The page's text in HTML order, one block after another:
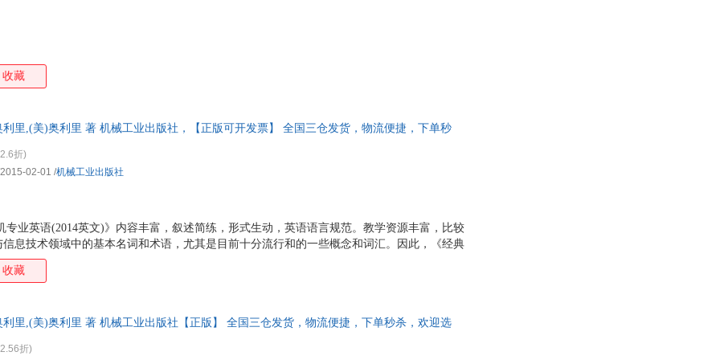
收藏
里,(美)奥利里 著 机械工业出版社，【正版可开发票】 全国三仓发货，物流便捷，下单秒
专业英语(2014英文)》内容丰富，叙述简练，形式生动，英语语言规范。教学资源丰富，比较
息技术领域中的基本名词和术语，尤其是目前十分流行和的一些概念和词汇。因此，《经典
语(2014英文)》既有助于读者了解和掌握计算机及信息技术基础知识，又便于他们掌握相应的
的阅读能力。《经典原版书库:计算机专业英语(2014英文)》既可作为计算机、软件工程、信
折)
02-01 /机械工业出版社
收藏
里,(美)奥利里 著 机械工业出版社【正版】 全国三仓发货，物流便捷，下单秒杀，欢迎选
折)